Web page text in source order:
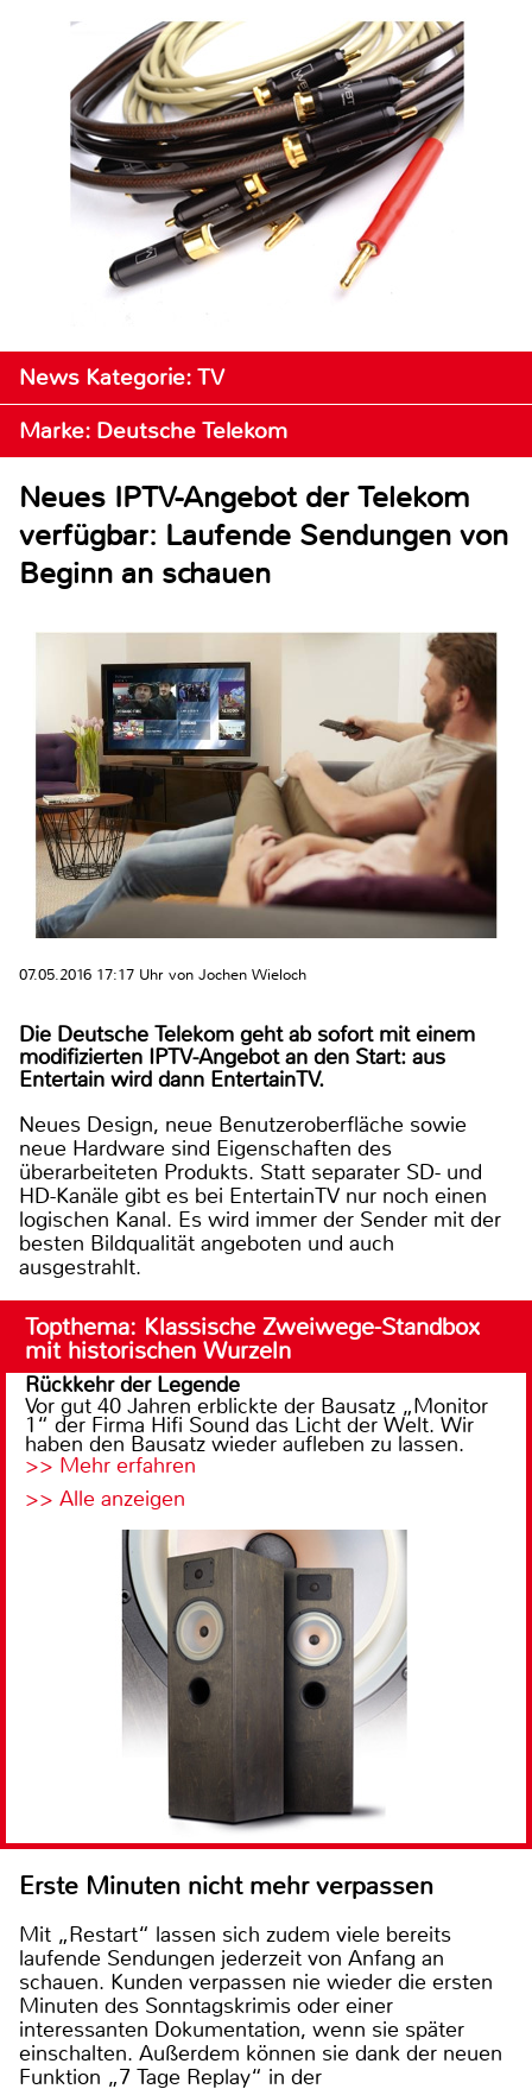
News Kategorie: TV
Marke: Deutsche Telekom
Neues IPTV-Angebot der Telekom
verfügbar: Laufende Sendungen von
Beginn an schauen
07.05.2016 17:17 Uhr von Jochen Wieloch
Die Deutsche Telekom geht ab sofort mit einem
modifizierten IPTV-Angebot an den Start: aus
Entertain wird dann EntertainTV.
Neues Design, neue Benutzeroberfläche sowie
neue Hardware sind Eigenschaften des
überarbeiteten Produkts. Statt separater SD- und
HD-Kanäle gibt es bei EntertainTV nur noch einen
logischen Kanal. Es wird immer der Sender mit der
besten Bildqualität angeboten und auch
ausgestrahlt.
Topthema: Klassische Zweiwege-Standbox
mit historischen Wurzeln
Rückkehr der Legende
Vor gut 40 Jahren erblickte der Bausatz „Monitor
1“ der Firma Hifi Sound das Licht der Welt. Wir
haben den Bausatz wieder aufleben zu lassen.
>> Mehr erfahren
>> Alle anzeigen
Erste Minuten nicht mehr verpassen
Mit „Restart“ lassen sich zudem viele bereits
laufende Sendungen jederzeit von Anfang an
schauen. Kunden verpassen nie wieder die ersten
Minuten des Sonntagskrimis oder einer
interessanten Dokumentation, wenn sie später
einschalten. Außerdem können sie dank der neuen
Funktion „7 Tage Replay“ in der